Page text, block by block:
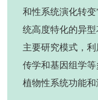
和性系统演化转
统高度特化的异型
主要研究模式，
传学和基因组学
植物性系统功能和